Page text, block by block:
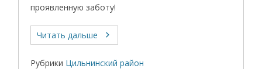
проявленную заботу!
Читать дальше
Рубрики Цильнинский район